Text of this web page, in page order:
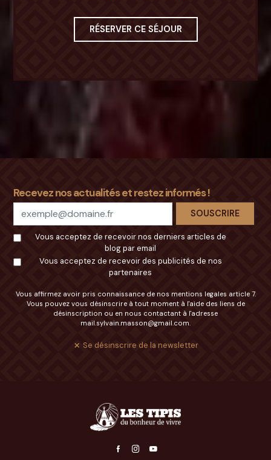
RÉSERVER CE SÉJOUR
Recevez nos actualités et restez informés !
SOUSCRIRE
Vous acceptez de recevoir nos derniers articles de
blog par email
Vous acceptez de recevoir des publicités de nos
partenaires
Vous affirmez avoir pris connaissance de nos mentions legales article 7.
Vous pouvez vous désinscrire à tout moment à l'aide des liens de
désinscription ou en nous contactant à l'adresse
mail.sylvain.masson@gmail.com.
Se désinscrire de la newsletter
DÉSINSCRIRE
S'inscrire à la newsletter